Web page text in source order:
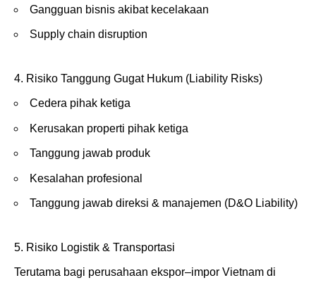
Gangguan bisnis akibat kecelakaan
Supply chain disruption
Risiko Tanggung Gugat Hukum (Liability Risks)
Cedera pihak ketiga
Kerusakan properti pihak ketiga
Tanggung jawab produk
Kesalahan profesional
Tanggung jawab direksi & manajemen (D&O Liability)
Risiko Logistik & Transportasi
Terutama bagi perusahaan ekspor–impor Vietnam di